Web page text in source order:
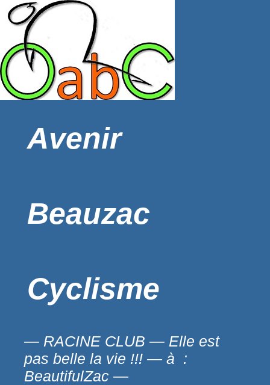
Avenir
Beauzac
Cyclisme
— RACINE CLUB — Elle est
pas belle la vie !!! — à :
BeautifulZac —